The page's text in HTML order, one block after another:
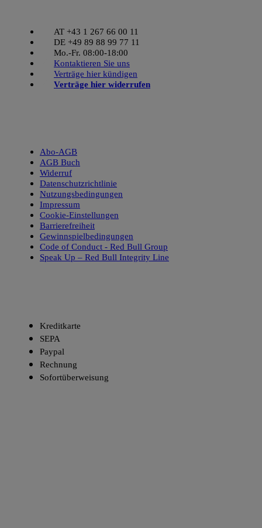
AT +43 1 267 66 00 11
DE +49 89 88 99 77 11
Mo.-Fr. 08:00-18:00
Kontaktieren Sie uns
Verträge hier kündigen
Verträge hier widerrufen
Abo-AGB
AGB Buch
Widerruf
Datenschutzrichtlinie
Nutzungsbedingungen
Impressum
Cookie-Einstellungen
Barrierefreiheit
Gewinnspielbedingungen
Code of Conduct - Red Bull Group
Speak Up – Red Bull Integrity Line
Kreditkarte
SEPA
Paypal
Rechnung
Sofortüberweisung